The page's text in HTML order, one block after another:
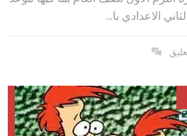
الاعدادي با...